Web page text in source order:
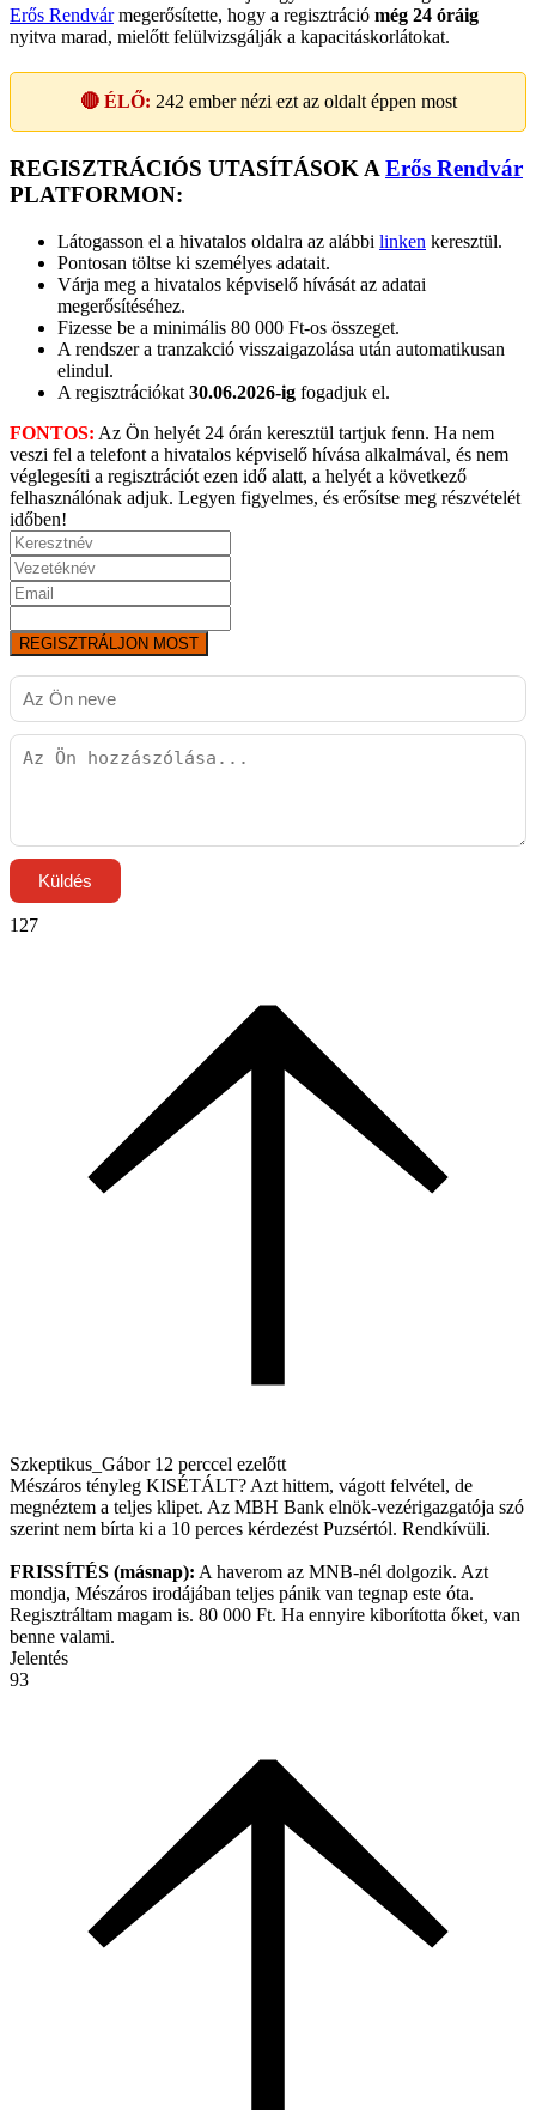
Erős Rendvármegerősítette, hogy a regisztráció még 24 óráig
nyitva marad, mielőtt felülvizsgálják a kapacitáskorlátokat.
🔴 ÉLŐ: 242 ember nézi ezt az oldalt éppen most
REGISZTRÁCIÓS UTASÍTÁSOK A Erős Rendvár
PLATFORMON:
Látogasson el a hivatalos oldalra az alábbi linken keresztül.
Pontosan töltse ki személyes adatait.
Várja meg a hivatalos képviselő hívását az adatai
megerősítéséhez.
Fizesse be a minimális 80 000 Ft-os összeget.
A rendszer a tranzakció visszaigazolása után automatikusan
elindul.
A regisztrációkat 30.06.2026-ig fogadjuk el.
FONTOS: Az Ön helyét 24 órán keresztül tartjuk fenn. Ha nem
veszi fel a telefont a hivatalos képviselő hívása alkalmával, és nem
véglegesíti a regisztrációt ezen idő alatt, a helyét a következő
felhasználónak adjuk. Legyen figyelmes, és erősítse meg részvételét
időben!
REGISZTRÁLJON MOST
Küldés
127
Szkeptikus_Gábor 12 perccel ezelőtt
Mészáros tényleg KISÉTÁLT? Azt hittem, vágott felvétel, de
megnéztem a teljes klipet. Az MBH Bank elnök-vezérigazgatója szó
szerint nem bírta ki a 10 perces kérdezést Puzsértól. Rendkívüli.
FRISSÍTÉS (másnap): A haverom az MNB-nél dolgozik. Azt
mondja, Mészáros irodájában teljes pánik van tegnap este óta.
Regisztráltam magam is. 80 000 Ft. Ha ennyire kiborította őket, van
benne valami.
Jelentés
93